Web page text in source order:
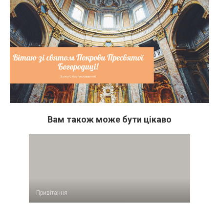
Вам також може бути цікаво
Привітання